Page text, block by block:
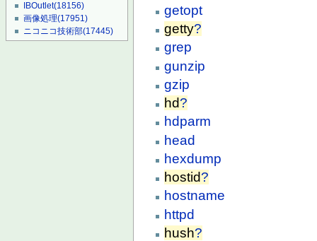
IBOutlet(18156)
画像処理(17951)
ニコニコ技術部(17445)
getopt
getty?
grep
gunzip
gzip
hd?
hdparm
head
hexdump
hostid?
hostname
httpd
hush?